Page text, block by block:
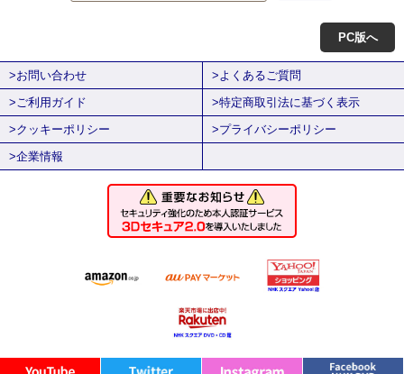
PC版へ
>お問い合わせ
>よくあるご質問
>ご利用ガイド
>特定商取引法に基づく表示
>クッキーポリシー
>プライバシーポリシー
>企業情報